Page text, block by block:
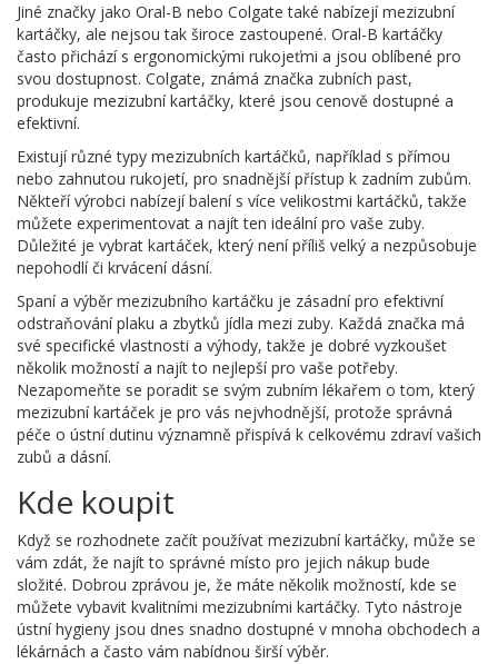
Jiné značky jako Oral-B nebo Colgate také nabízejí mezizubní
kartáčky, ale nejsou tak široce zastoupené. Oral-B kartáčky
často přichází s ergonomickými rukojeťmi a jsou oblíbené pro
svou dostupnost. Colgate, známá značka zubních past,
produkuje mezizubní kartáčky, které jsou cenově dostupné a
efektivní.
Existují různé typy mezizubních kartáčků, například s přímou
nebo zahnutou rukojetí, pro snadnější přístup k zadním zubům.
Někteří výrobci nabízejí balení s více velikostmi kartáčků, takže
můžete experimentovat a najít ten ideální pro vaše zuby.
Důležité je vybrat kartáček, který není příliš velký a nezpůsobuje
nepohodlí či krvácení dásní.
Spaní a výběr mezizubního kartáčku je zásadní pro efektivní
odstraňování plaku a zbytků jídla mezi zuby. Každá značka má
své specifické vlastnosti a výhody, takže je dobré vyzkoušet
několik možností a najít to nejlepší pro vaše potřeby.
Nezapomeňte se poradit se svým zubním lékařem o tom, který
mezizubní kartáček je pro vás nejvhodnější, protože správná
péče o ústní dutinu významně přispívá k celkovému zdraví vašich
zubů a dásní.
Kde koupit
Když se rozhodnete začít používat mezizubní kartáčky, může se
vám zdát, že najít to správné místo pro jejich nákup bude
složité. Dobrou zprávou je, že máte několik možností, kde se
můžete vybavit kvalitními mezizubními kartáčky. Tyto nástroje
ústní hygieny jsou dnes snadno dostupné v mnoha obchodech a
lékárnách a často vám nabídnou širší výběr.